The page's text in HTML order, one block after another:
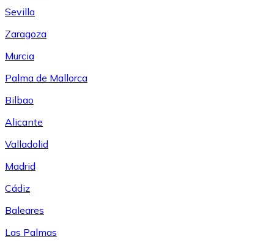
Sevilla
Zaragoza
Murcia
Palma de Mallorca
Bilbao
Alicante
Valladolid
Madrid
Cádiz
Baleares
Las Palmas